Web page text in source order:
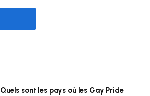
Quels sont les pays où les Gay Pride